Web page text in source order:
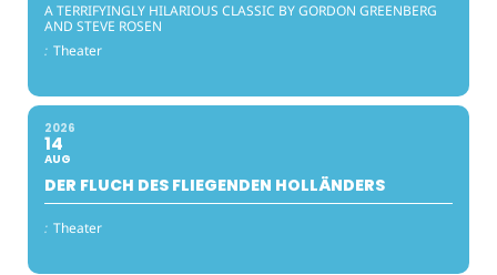
A TERRIFYINGLY HILARIOUS CLASSIC BY GORDON GREENBERG
AND STEVE ROSEN
: Theater
2026
14
AUG
DER FLUCH DES FLIEGENDEN HOLLÄNDERS
: Theater